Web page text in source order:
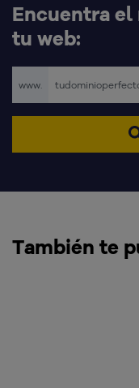
Encuentra
tu web:
www.
También te